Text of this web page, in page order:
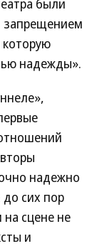
были
запрещением
которую
надежды».
надежно
сих пор
сцене не
и